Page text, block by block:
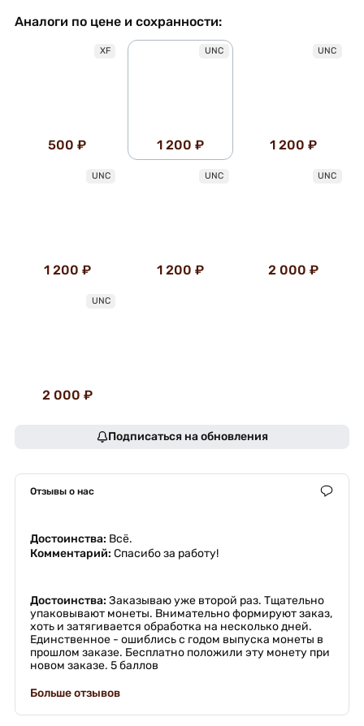
Аналоги по цене и сохранности:
XF
500 ₽
UNC
1 200 ₽
UNC
1 200 ₽
UNC
1 200 ₽
UNC
1 200 ₽
UNC
2 000 ₽
UNC
2 000 ₽
Подписаться на обновления
Отзывы о нас
Достоинства: Всё.
Комментарий: Спасибо за работу!
Достоинства: Заказываю уже второй раз. Тщательно
упаковывают монеты. Внимательно формируют заказ,
хоть и затягивается обработка на несколько дней.
Единственное - ошиблись с годом выпуска монеты в
прошлом заказе. Бесплатно положили эту монету при
новом заказе. 5 баллов
Больше отзывов